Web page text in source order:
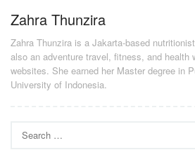
Zahra Thunzira
Zahra Thunzira is a Jakarta-based
also an adventure travel, fitness, and health
websites. She earned her Master degree in
University of Indonesia.
for: